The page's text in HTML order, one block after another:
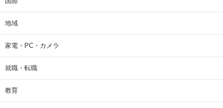
地域
家電・PC・カメラ
就職・転職
教育